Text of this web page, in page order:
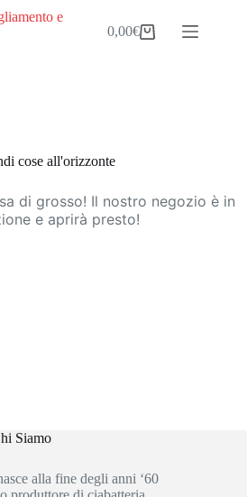
Carrello
0,00€
cose all'orizzonte
di grosso! Il nostro negozio è in
e aprirà presto!
Siamo
alla fine degli anni ‘60